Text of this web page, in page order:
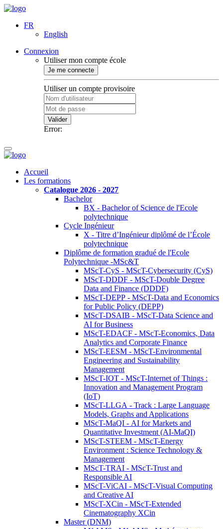
FR
English
Connexion
Utiliser mon compte école
Je me connecte
Utiliser un compte provisoire
Valider
Error:
Accueil
Les formations
Catalogue 2026 - 2027
Bachelor
BX - Bachelor of Science de l'Ecole
polytechnique
Cycle Ingénieur
X - Titre d’Ingénieur diplômé de l’École
polytechnique
Diplôme de formation gradué de l'Ecole
Polytechnique -MSc&T
MScT-CyS - MScT-Cybersecurity (CyS)
MScT-DDDF - MScT-Double Degree
Data and Finance (DDDF)
MScT-DEPP - MScT-Data and Economics
for Public Policy (DEPP)
MScT-DSAIB - MScT-Data Science and
AI for Business
MScT-EDACF - MScT-Economics, Data
Analytics and Corporate Finance
MScT-EESM - MScT-Environmental
Engineering and Sustainability
Management
MScT-IOT - MScT-Internet of Things :
Innovation and Management Program
(IoT)
MScT-LLGA - Track : Large Language
Models, Graphs and Applications
MScT-MaQI - AI for Markets and
Quantitative Investment (AI-MaQI)
MScT-STEEM - MScT-Energy
Environment : Science Technology &
Management
MScT-TRAI - MScT-Trust and
Responsible AI
MScT-ViCAI - MScT-Visual Computing
and Creative AI
MScT-XCin - MScT-Extended
Cinematography XCin
Master (DNM)